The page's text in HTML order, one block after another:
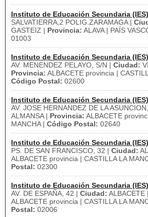
Instituto de Educación Secundaria
SALVATIERRA,2 POLIG.ZARAMAGA |
GASTEIZ | Provincia: ALAVA | PAÍS
01003
Instituto de Educación Secundaria
AV. MENENDEZ PELAYO, S/N | Ciudad:
Provincia: ALBACETE provincia |
Código Postal: 02600
Instituto de Educación Secundaria
AV. JOSE HERNANDEZ DE LA
ALMANSA | Provincia: ALBACETE
MANCHA | Código Postal: 02640
Instituto de Educación Secundaria
PS. DE SAN FRANCISCO, 32 | Ciudad:
ALBACETE provincia | CASTILLA LA
Postal: 02300
Instituto de Educación Secundaria
AV. DE ESPAÑA, 42 | Ciudad: ALBACETE |
ALBACETE provincia | CASTILLA LA
Postal: 02006